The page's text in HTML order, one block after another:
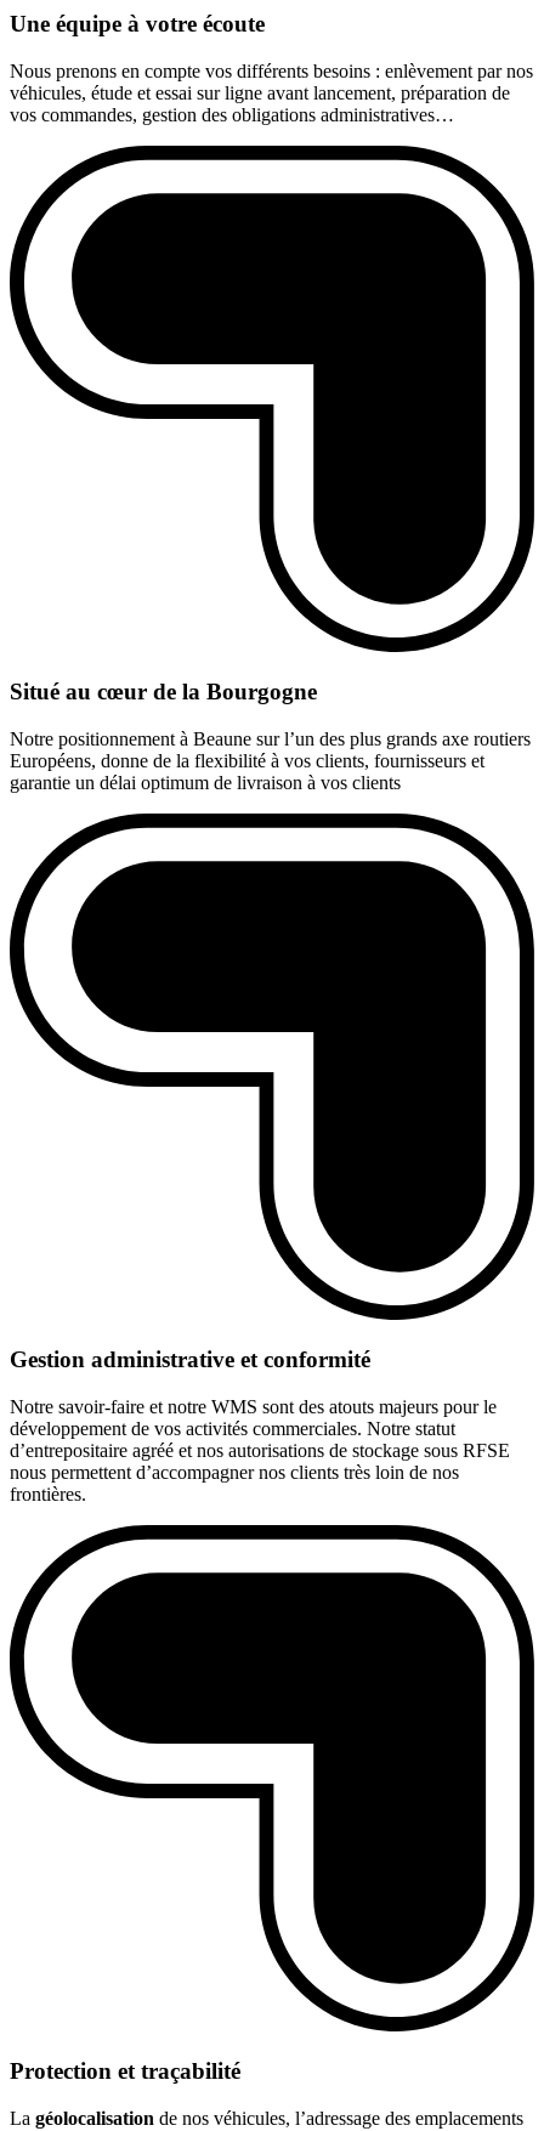
Une équipe à votre écoute
Nous prenons en compte vos différents besoins : enlèvement par nos
véhicules, étude et essai sur ligne avant lancement, préparation de
vos commandes, gestion des obligations administratives…
Situé au cœur de la Bourgogne
Notre positionnement à Beaune sur l’un des plus grands axe routiers
Européens, donne de la flexibilité à vos clients, fournisseurs et
garantie un délai optimum de livraison à vos clients
Gestion administrative et conformité
Notre savoir-faire et notre WMS sont des atouts majeurs pour le
développement de vos activités commerciales. Notre statut
d’entrepositaire agréé et nos autorisations de stockage sous RFSE
nous permettent d’accompagner nos clients très loin de nos
frontières.
Protection et traçabilité
La géolocalisation de nos véhicules, l’adressage des emplacements